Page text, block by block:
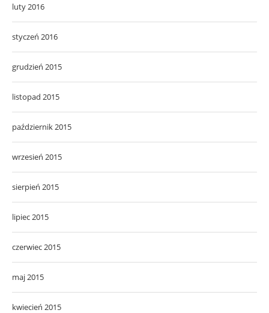
luty 2016
styczeń 2016
grudzień 2015
listopad 2015
październik 2015
wrzesień 2015
sierpień 2015
lipiec 2015
czerwiec 2015
maj 2015
kwiecień 2015